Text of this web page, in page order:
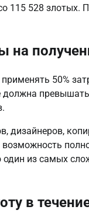
115 528
на
50%
дизайнеров,
из самых
в